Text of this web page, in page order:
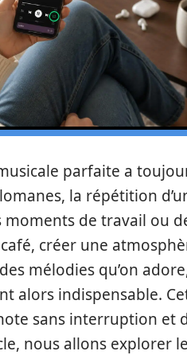
parfaite a
la répétition
de travail ou
café, créer une
mélodies qu’on
alors indispensable.
sans interruption et
nous allons explorer